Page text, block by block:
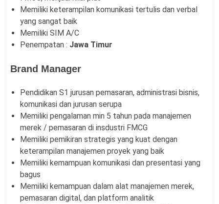
Memiliki keterampilan komunikasi tertulis dan verbal
yang sangat baik
Memiliki SIM A/C
Penempatan : Jawa Timur
Brand Manager
Pendidikan S1 jurusan pemasaran, administrasi bisnis,
komunikasi dan jurusan serupa
Memiliki pengalaman min 5 tahun pada manajemen
merek / pemasaran di insdustri FMCG
Memiliki pemikiran strategis yang kuat dengan
keterampilan manajemen proyek yang baik
Memiliki kemampuan komunikasi dan presentasi yang
bagus
Memiliki kemampuan dalam alat manajemen merek,
pemasaran digital, dan platform analitik